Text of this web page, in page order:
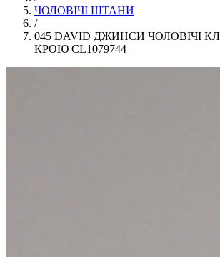
ЧОЛОВІЧІ ШТАНИ
/
045 DAVID ДЖИНСИ ЧОЛОВІЧІ
КРОЮ CL1079744